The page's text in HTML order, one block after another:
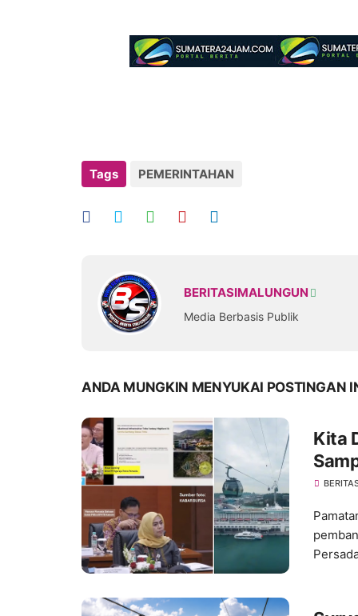
Tags PEMERINTAHAN
BERITASIMALUNGUN
Media Berbasis Publik
ANDA MUNGKIN MENYUKAI POSTINGAN
Kita